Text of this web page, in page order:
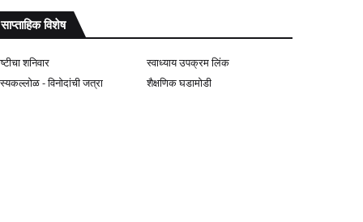
साप्ताहिक विशेष
शनिवार
स्वाध्याय उपक्रम लिंक
- विनोदांची जत्रा
शैक्षणिक घडामोडी